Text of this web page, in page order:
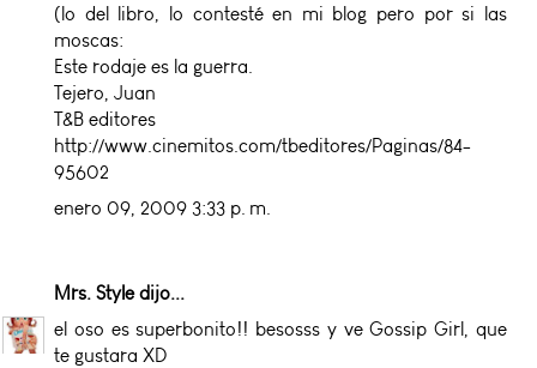
(lo del libro, lo contesté en mi blog pero por si las
moscas:
Este rodaje es la guerra.
Tejero, Juan
T&B editores
http://www.cinemitos.com/tbeditores/Paginas/84-
95602
enero 09, 2009 3:33 p. m.
Mrs. Styledijo...
el oso es superbonito!! besosss y ve Gossip Girl, que
te gustara XD